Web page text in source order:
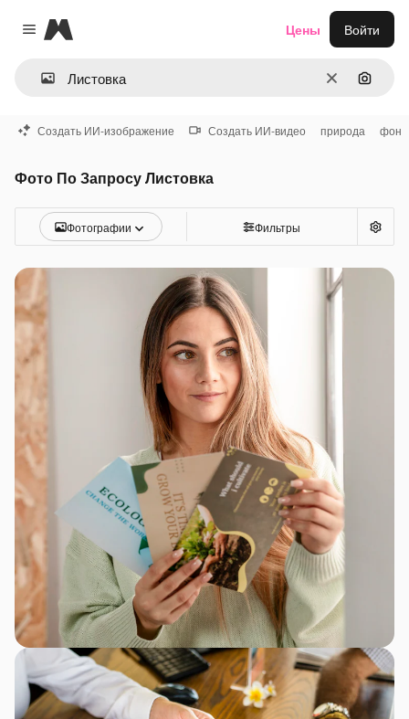
Close menu
Magnific
ОчиститьПоиск
Цены Войти
Создать ИИ-изображение Создать ИИ-видео природа фон
Фото По Запросу Листовка
Фотографии Фильтры